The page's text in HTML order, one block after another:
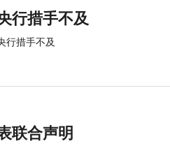
行措手不及
行措手不及
联合声明